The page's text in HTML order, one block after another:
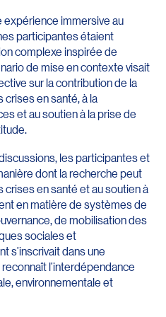
immersive au
participantes étaient
complexe inspirée de
de mise en contexte visait
sur la contribution de la
en santé, à la
et au soutien à la prise de
les participantes et
dont la recherche peut
en santé et au soutien à
en matière de systèmes de
de mobilisation des
sociales et
s’inscrivait dans une
reconnaît l’interdépendance
environnementale et